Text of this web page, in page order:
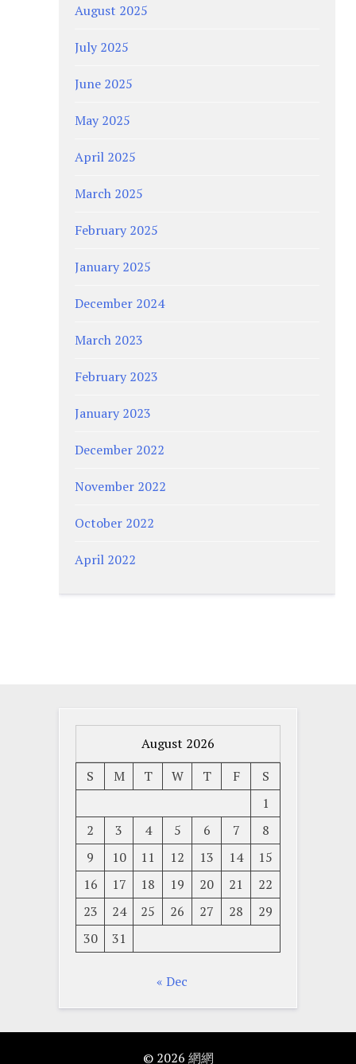
August 2025
July 2025
June 2025
May 2025
April 2025
March 2025
February 2025
January 2025
December 2024
March 2023
February 2023
January 2023
December 2022
November 2022
October 2022
April 2022
August 2026
S
M T W T F
S
1
2
3 4 5 6 7
8
9
10 11 12 13 14
15
16
17 18 19 20 21
22
23
24 25 26 27 28
29
30
31
« Dec
© 2026 網網